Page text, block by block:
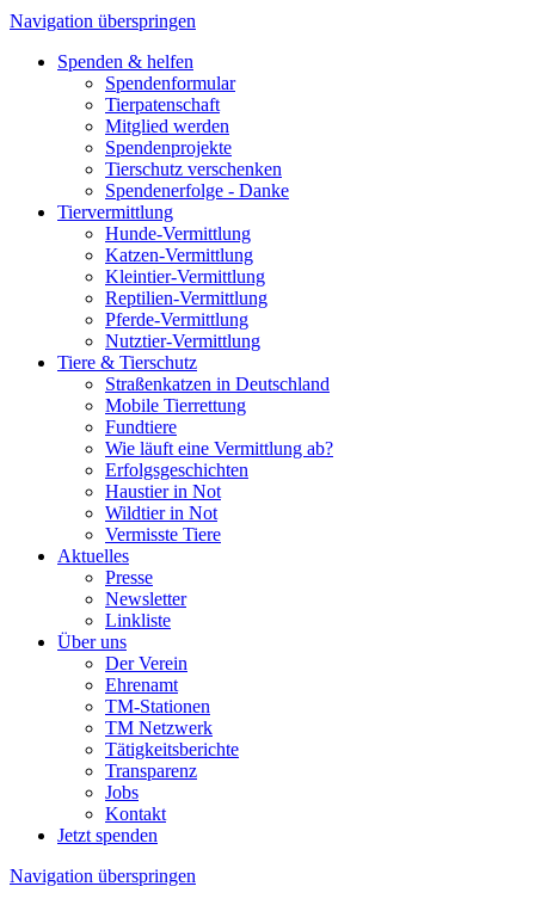
Navigation überspringen
Spenden & helfen
Spendenformular
Tierpatenschaft
Mitglied werden
Spendenprojekte
Tierschutz verschenken
Spendenerfolge - Danke
Tiervermittlung
Hunde-Vermittlung
Katzen-Vermittlung
Kleintier-Vermittlung
Reptilien-Vermittlung
Pferde-Vermittlung
Nutztier-Vermittlung
Tiere & Tierschutz
Straßenkatzen in Deutschland
Mobile Tierrettung
Fundtiere
Wie läuft eine Vermittlung ab?
Erfolgsgeschichten
Haustier in Not
Wildtier in Not
Vermisste Tiere
Aktuelles
Presse
Newsletter
Linkliste
Über uns
Der Verein
Ehrenamt
TM-Stationen
TM Netzwerk
Tätigkeitsberichte
Transparenz
Jobs
Kontakt
Jetzt spenden
Navigation überspringen